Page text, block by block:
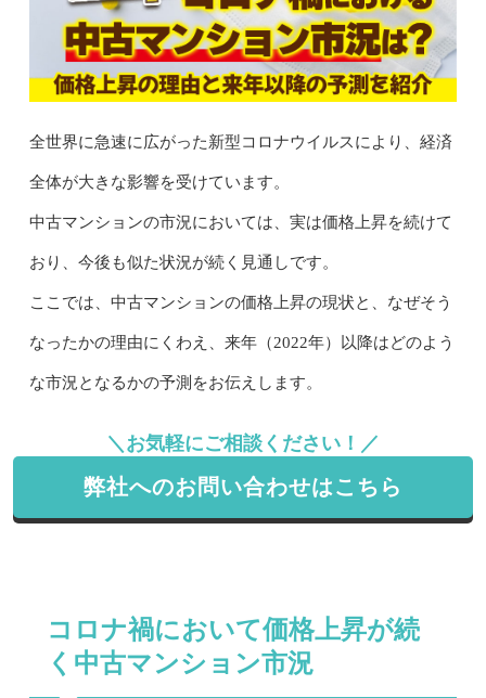
全世界に急速に広がった新型コロナウイルスにより、経済
全体が大きな影響を受けています。
中古マンションの市況においては、実は価格上昇を続けて
おり、今後も似た状況が続く見通しです。
ここでは、中古マンションの価格上昇の現状と、なぜそう
なったかの理由にくわえ、来年（2022年）以降はどのよう
な市況となるかの予測をお伝えします。
＼お気軽にご相談ください！／
弊社へのお問い合わせはこちら
コロナ禍において価格上昇が続
く中古マンション市況